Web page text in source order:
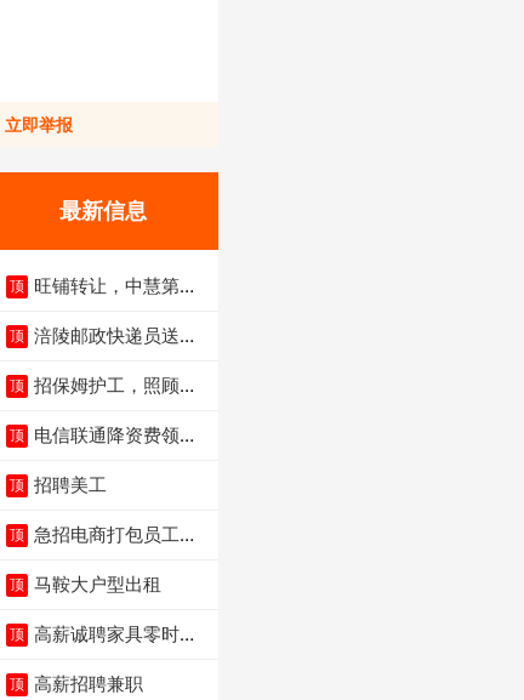
立即举报
最新信息
顶 旺铺转让，中慧第一
顶 涪陵邮政快递员送货
顶 招保姆护工，照顾病
顶 电信联通降资费领价
顶 招聘美工
顶 急招电商打包员工作
顶 马鞍大户型出租
顶 高薪诚聘家具零时促
顶 高薪招聘兼职